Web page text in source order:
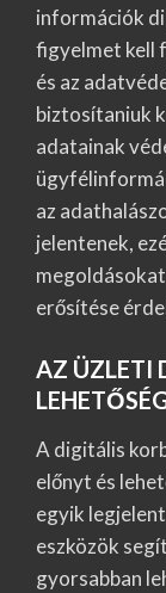
információk
figyelmet kell
és az
biztosítaniuk
adatainak
az
jelentenek,
erősítése
AZ ÜZLETI
A digitális
előnyt és
egyik
eszközök
gyorsabban